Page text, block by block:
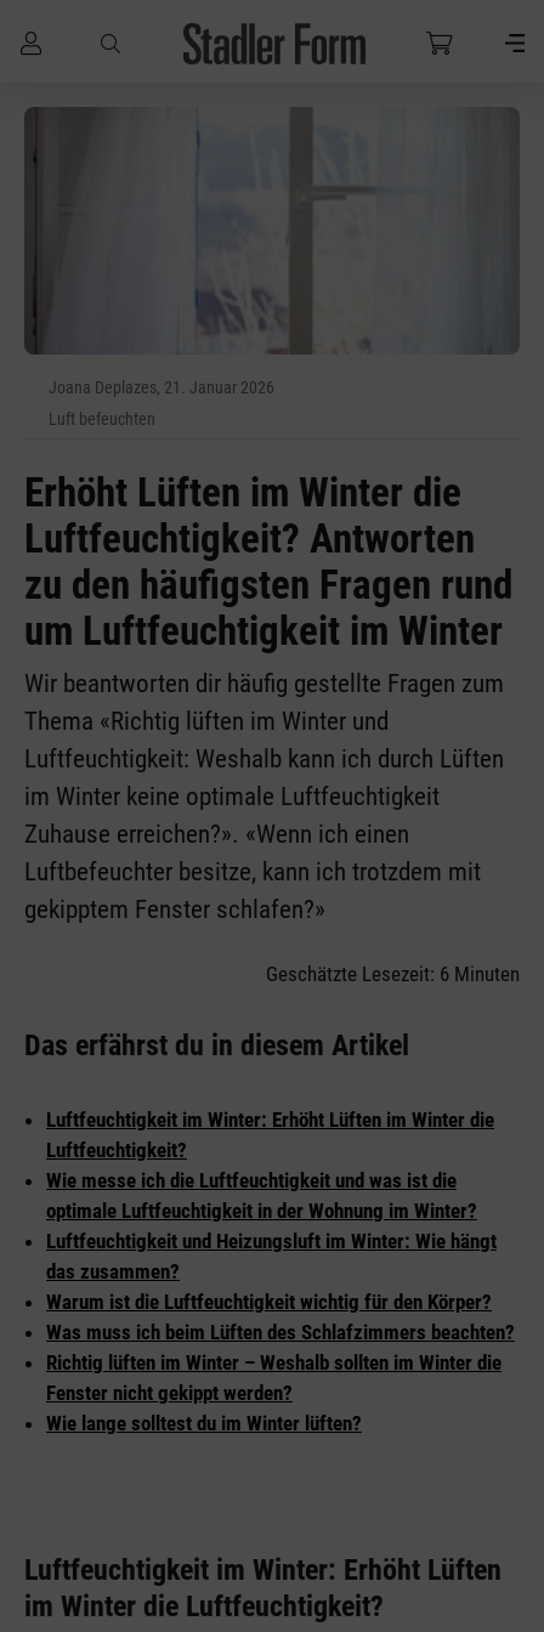
Zum Hauptinhalt springen
Joana Deplazes, 21. Januar 2026
Luft befeuchten
Erhöht Lüften im Winter die
Luftfeuchtigkeit? Antworten
zu den häufigsten Fragen rund
um Luftfeuchtigkeit im Winter
Wir beantworten dir häufig gestellte Fragen zum
Thema «Richtig lüften im Winter und
Luftfeuchtigkeit: Weshalb kann ich durch Lüften
im Winter keine optimale Luftfeuchtigkeit
Zuhause erreichen?». «Wenn ich einen
Luftbefeuchter besitze, kann ich trotzdem mit
gekipptem Fenster schlafen?»
Geschätzte Lesezeit: 6 Minuten
Das erfährst du in diesem Artikel
Luftfeuchtigkeit im Winter: Erhöht Lüften im Winter die
Luftfeuchtigkeit?
Wie messe ich die Luftfeuchtigkeit und was ist die
optimale Luftfeuchtigkeit in der Wohnung im Winter?
Luftfeuchtigkeit und Heizungsluft im Winter: Wie hängt
das zusammen?
Warum ist die Luftfeuchtigkeit wichtig für den Körper?
Was muss ich beim Lüften des Schlafzimmers beachten?
Richtig lüften im Winter – Weshalb sollten im Winter die
Fenster nicht gekippt werden?
Wie lange solltest du im Winter lüften?
Luftfeuchtigkeit im Winter: Erhöht Lüften
im Winter die Luftfeuchtigkeit?